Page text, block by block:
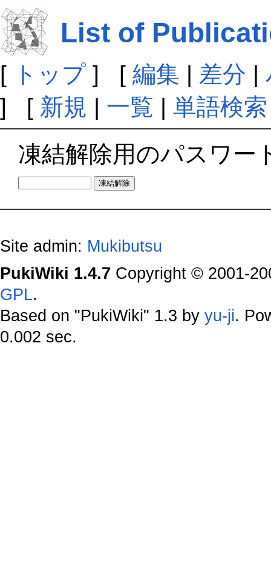
List of
[ トップ ] [ 編集 | 差分 |
] [ 新規 | 一覧 | 単語検索
凍結解除用のパスワー
Site admin: Mukibutsu
PukiWiki 1.4.7 Copyright © 2001-
GPL.
Based on "PukiWiki" 1.3 by yu-ji.
0.002 sec.